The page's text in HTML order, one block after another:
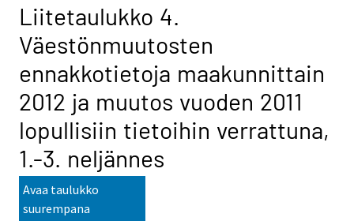
Liitetaulukko 4.
Väestönmuutosten
ennakkotietoja maakunnittain
2012 ja muutos vuoden 2011
lopullisiin tietoihin verrattuna,
1.-3. neljännes
Avaa taulukko
suurempana